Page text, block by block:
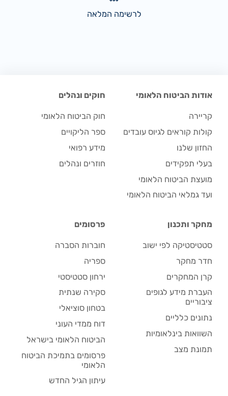
לרשימה המלאה
אודות הביטוח הלאומי
קריירה
קולות קוראים לגיוס עובדים
החזון שלנו
בעלי תפקידים
מועצת הביטוח הלאומי
ועד גמלאי הביטוח הלאומי
חוקים ונהלים
חוק הביטוח הלאומי
ספר הליקויים
מידע רפואי
חוזרים ונהלים
מחקר ותכנון
סטטיסטיקה לפי ישוב
חדר מחקר
קרן המחקרים
העברת מידע לגופים
ציבוריים
נתונים כלליים
השוואות בינלאומיות
תמונת מצב
פרסומים
חוברות הסברה
ספריה
ירחון סטטיסטי
סקירה שנתית
בטחון סוציאלי
דוח ממדי העוני
הביטוח הלאומי בישראל
פרסומים בתמיכת הביטוח
הלאומי
עיתון הגיל החדש